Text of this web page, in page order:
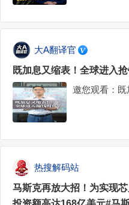
大A翻译官
既加息又缩表！全球进入
邀您观看：
热搜解码站
马斯克再放大招！为实现